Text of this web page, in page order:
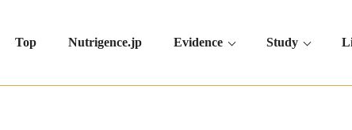
Top Nutrigence.jp Evidence Study